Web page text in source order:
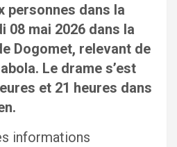
personnes dans la
08 mai 2026 dans la
Dogomet, relevant de
Le drame s’est
et 21 heures dans
informations